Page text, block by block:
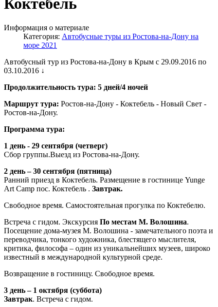
Коктебель
Информация о материале
Категория: Автобусные туры из Ростова-на-Дону на
море 2021
Автобусный тур из Ростова-на-Дону в Крым с 29.09.2016 по
03.10.2016 ↓
Продолжительность тура: 5 дней/4 ночей
Маршрут тура: Ростов-на-Дону - Коктебель - Новый Свет -
Ростов-на-Дону.
Программа тура:
1 день - 29 сентября (четверг)
Сбор группы.Выезд из Ростова-на-Дону.
2 день – 30 сентября (пятница)
Ранний приезд в Коктебель. Размещение в гостинице Yunge
Art Camp пос. Коктебель . Завтрак.
Свободное время. Самостоятельная прогулка по Коктебелю.
Встреча с гидом. Экскурсия По местам М. Волошина.
Посещение дома-музея М. Волошина - замечательного поэта и
переводчика, тонкого художника, блестящего мыслителя,
критика, философа – один из уникальнейших музеев, широко
известный в международной культурной среде.
Возвращение в гостиницу. Свободное время.
3 день – 1 октября (суббота)
Завтрак. Встреча с гидом.